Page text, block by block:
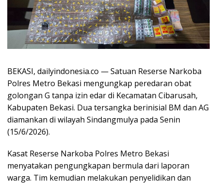
BEKASI, dailyindonesia.co — Satuan Reserse Narkoba
Polres Metro Bekasi mengungkap peredaran obat
golongan G tanpa izin edar di Kecamatan Cibarusah,
Kabupaten Bekasi. Dua tersangka berinisial BM dan AG
diamankan di wilayah Sindangmulya pada Senin
(15/6/2026).
Kasat Reserse Narkoba Polres Metro Bekasi
menyatakan pengungkapan bermula dari laporan
warga. Tim kemudian melakukan penyelidikan dan